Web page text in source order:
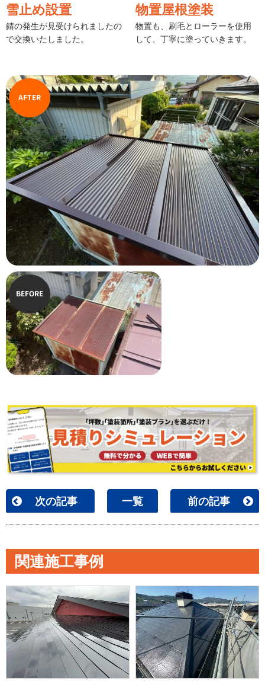
雪止め設置
錆の発生が見受けられましたの
で交換いたしました。
物置屋根塗装
物置も、刷毛とローラーを使用
して、丁寧に塗っていきます。
AFTER
BEFORE
次の記事 一覧 前の記事
関連施工事例